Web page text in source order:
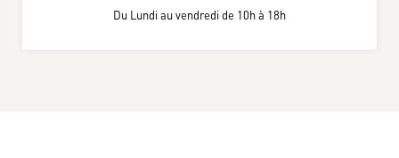
Du Lundi au vendredi de 10h à 18h